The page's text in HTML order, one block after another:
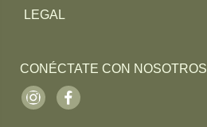
LEGAL
CONÉCTATE CON NOSOTROS
InstagramFacebook